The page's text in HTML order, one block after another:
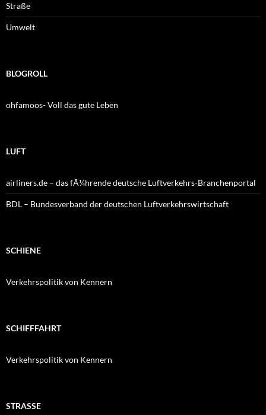
Straße
Umwelt
BLOGROLL
ohfamoos- Voll das gute Leben
LUFT
airliners.de – das fÃ¼hrende deutsche Luftverkehrs-Branchenportal
BDL – Bundesverband der deutschen Luftverkehrswirtschaft
SCHIENE
Verkehrspolitik von Kennern
SCHIFFFAHRT
Verkehrspolitik von Kennern
STRASSE